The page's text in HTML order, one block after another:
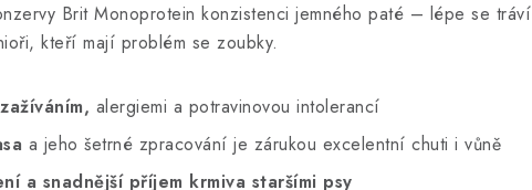
Brit Monoprotein konzistenci jemného paté – lépe se tráví
kteří mají problém se zoubky.
alergiemi a potravinovou intolerancí
a jeho šetrné zpracování je zárukou excelentní chuti i vůně
a snadnější příjem krmiva staršími psy